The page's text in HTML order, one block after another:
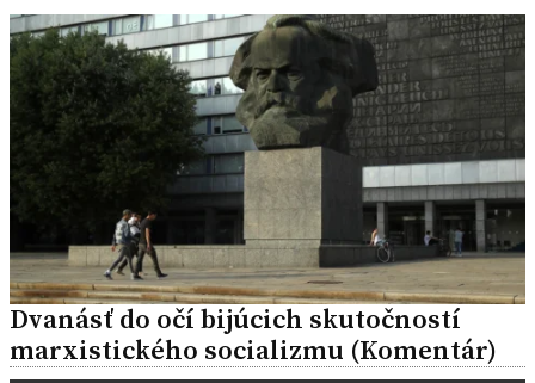
Dvanásť do očí bijúcich skutočností
marxistického socializmu (Komentár)